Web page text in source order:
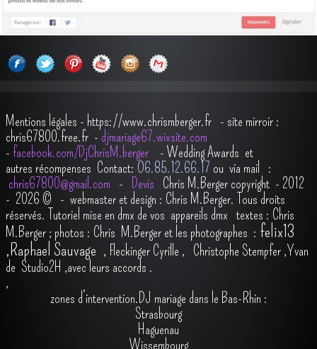
Mentions légales - https://www.chrismberger.fr - site mirroir :
chris67800.free.fr - djmariage67.wixsite.com
- facebook.com/DjChrisM.berger - Wedding Awards et
autres récompenses Contact: O6.85.12.66.17 ou via mail :
chris67800@gmail.com - Devis Chris M.Berger copyright - 2012
- 2026 © - webmaster et design : Chris M.Berger. Tous droits
réservés. Tutoriel mise en dmx de vos appareils dmx textes : Chris
M.Berger ; photos : Chris M.Berger et les photographes : felix13
,Raphael Sauvage , Fleckinger Cyrille , Christophe Stempfer ,Yvan
de Studio2H ,avec leurs accords .
,
zones d’intervention.DJ mariage dans le Bas-Rhin :
Strasbourg
Haguenau
Wissembourg